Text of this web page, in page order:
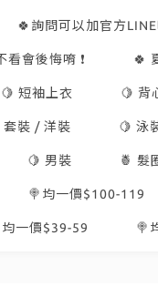
🍀詢問可以加官方
看會後悔唷 ❗ 🍀
🍋 短袖上衣 🍋 背
套裝 / 洋裝 🍋 泳
🍋 男裝 🍍 髮
🍭均一價$100-119
均一價$39-59 🍭